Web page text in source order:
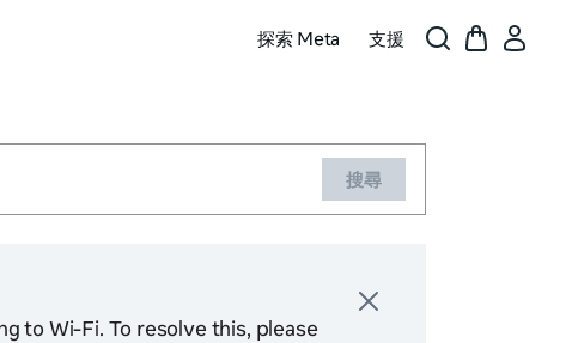
探索 Meta 支援
搜尋
to Wi-Fi. To resolve this, please